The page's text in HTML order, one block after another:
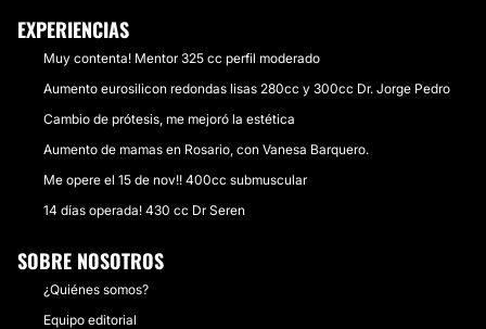
EXPERIENCIAS
Muy contenta! Mentor 325 cc perfil moderado
Aumento eurosilicon redondas lisas 280cc y 300cc Dr. Jorge Pedro
Cambio de prótesis, me mejoró la estética
Aumento de mamas en Rosario, con Vanesa Barquero.
Me opere el 15 de nov!! 400cc submuscular
14 días operada! 430 cc Dr Seren
SOBRE NOSOTROS
¿Quiénes somos?
Equipo editorial